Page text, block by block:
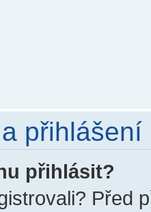
přihlášení
přihlásit?
Před